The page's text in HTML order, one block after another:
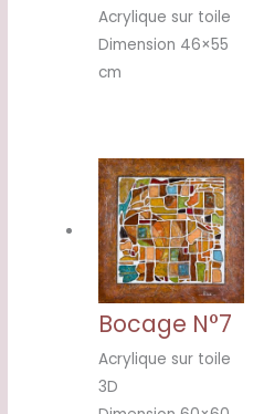
Acrylique sur toile
Dimension 46×55
cm
Bocage N°7
Acrylique sur toile
3D